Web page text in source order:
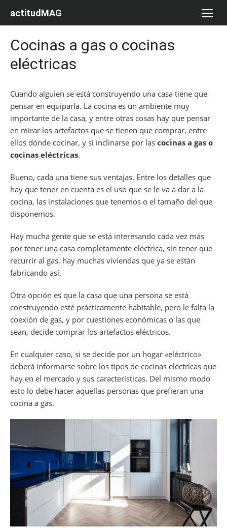
actitudMAG
Cocinas a gas o cocinas
eléctricas
Cuando alguien se está construyendo una casa tiene que
pensar en equiparla. La cocina es un ambiente muy
importante de la casa, y entre otras cosas hay que pensar
en mirar los artefactos que se tienen que comprar, entre
ellos dónde cocinar, y si inclinarse por las cocinas a gas o
cocinas eléctricas.
Bueno, cada una tiene sus ventajas. Entre los detalles que
hay que tener en cuenta es el uso que se le va a dar a la
cocina, las instalaciones que tenemos o el tamaño del que
disponemos.
Hay mucha gente que se está interesando cada vez más
por tener una casa completamente eléctrica, sin tener que
recurrir al gas, hay muchas viviendas que ya se están
fabricando así.
Otra opción es que la casa que una persona se está
construyendo esté prácticamente habitable, pero le falta la
coexión de gas, y por cuestiones económicas o las que
sean, decide comprar los artefactos eléctricos.
En cualquier caso, si se decide por un hogar «eléctrico»
deberá informarse sobre los tipos de cocinas eléctricas que
hay en el mercado y sus características. Del mismo modo
esto lo debe hacer aquellas personas que prefieran una
cocina a gas.